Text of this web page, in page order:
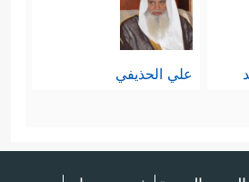
علي الحذيفي